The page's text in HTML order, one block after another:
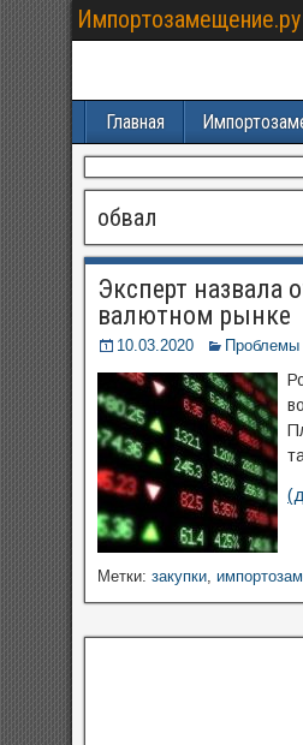
Импортозамещение.ру
Главная
обвал
Эксперт назвала
валютном рынке
10.03.2020 Проблемы
Метки: закупки,